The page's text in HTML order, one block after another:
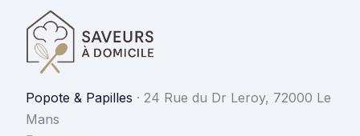
Popote & Papilles · 24 Rue du Dr Leroy, 72000 Le
Mans